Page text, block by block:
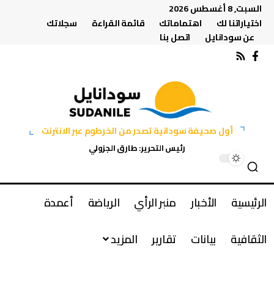
السبت, 8 أغسطس 2026
اختياراتنا لك
اهتماماتك قائمة القراءة
سجلاتك
عن سودانايل
اتصل بنا
أول صحيفة سودانية تصدر من الخرطوم عبر الانترنت
رئيس التحرير: طارق الجزولي
الرئيسية الأخبار منبر الرأي الرياضة
أعمدة
الثقافية
بيانات تقارير المزيد